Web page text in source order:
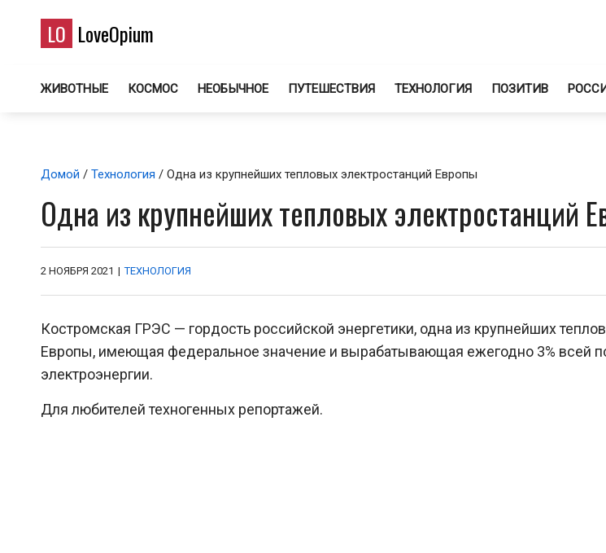
LO LoveOpium
ЖИВОТНЫЕ КОСМОС НЕОБЫЧНОЕ ПУТЕШЕСТВИЯ ТЕХНОЛОГИЯ ПОЗИТИВ
Домой / Технология / Одна из крупнейших тепловых электростанций Европы
Одна из крупнейших тепловых электростанций
2 НОЯБРЯ 2021 | ТЕХНОЛОГИЯ
Костромская ГРЭС — гордость российской энергетики, одна из крупнейших
Европы, имеющая федеральное значение и вырабатывающая ежегодно 3% всей
электроэнергии.
Для любителей техногенных репортажей.